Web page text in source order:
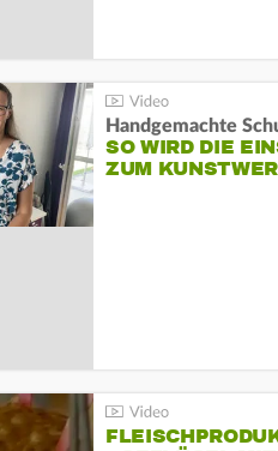
Handgemachte
SO WIRD DIE
ZUM